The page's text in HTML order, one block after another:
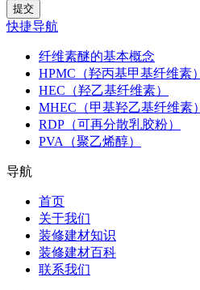
快捷导航
纤维素醚的基本概念
HPMC（羟丙基甲基纤维素）
HEC（羟乙基纤维素）
MHEC（甲基羟乙基纤维素）
RDP（可再分散乳胶粉）
PVA（聚乙烯醇）
导航
首页
关于我们
装修建材知识
装修建材百科
联系我们